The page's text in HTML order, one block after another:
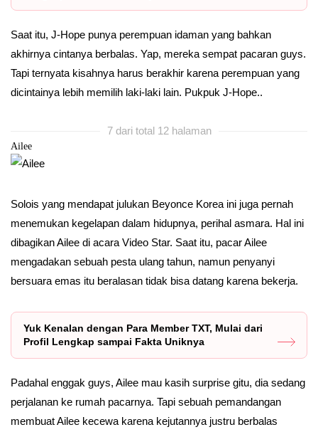
Saat itu, J-Hope punya perempuan idaman yang bahkan
akhirnya cintanya berbalas. Yap, mereka sempat pacaran guys.
Tapi ternyata kisahnya harus berakhir karena perempuan yang
dicintainya lebih memilih laki-laki lain. Pukpuk J-Hope..
7 dari total 12 halaman
Ailee
Solois yang mendapat julukan Beyonce Korea ini juga pernah
menemukan kegelapan dalam hidupnya, perihal asmara. Hal ini
dibagikan Ailee di acara Video Star. Saat itu, pacar Ailee
mengadakan sebuah pesta ulang tahun, namun penyanyi
bersuara emas itu beralasan tidak bisa datang karena bekerja.
Yuk Kenalan dengan Para Member TXT, Mulai dari
Profil Lengkap sampai Fakta Uniknya
Padahal enggak guys, Ailee mau kasih surprise gitu, dia sedang
perjalanan ke rumah pacarnya. Tapi sebuah pemandangan
membuat Ailee kecewa karena kejutannya justru berbalas